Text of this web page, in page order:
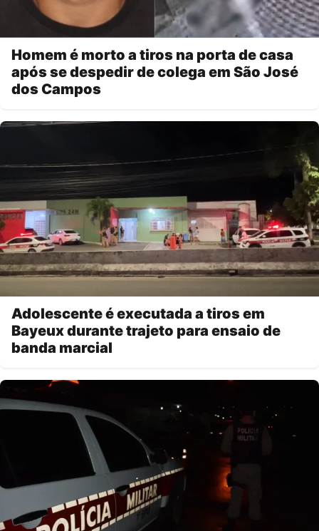
Homem é morto a tiros na porta de casa
após se despedir de colega em São José
dos Campos
Adolescente é executada a tiros em
Bayeux durante trajeto para ensaio de
banda marcial